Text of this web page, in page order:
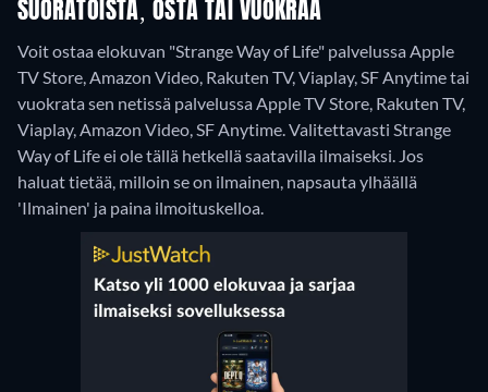
SUORATOISTA, OSTA TAI VUOKRAA
Voit ostaa elokuvan "Strange Way of Life" palvelussa Apple
TV Store, Amazon Video, Rakuten TV, Viaplay, SF Anytime tai
vuokrata sen netissä palvelussa Apple TV Store, Rakuten TV,
Viaplay, Amazon Video, SF Anytime.Valitettavasti Strange
Way of Life ei ole tällä hetkellä saatavilla ilmaiseksi. Jos
haluat tietää, milloin se on ilmainen, napsauta ylhäällä
'Ilmainen' ja paina ilmoituskelloa.